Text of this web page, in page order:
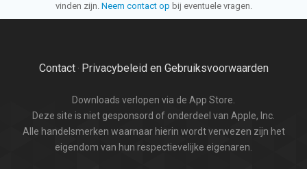
vinden zijn. Neem contact op bij eventuele vragen.
Contact· Privacybeleid en Gebruiksvoorwaarden
Downloads verlopen via de App Store.
Deze site is niet gesponsord of onderdeel van Apple, Inc.
Alle handelsmerken waarnaar hierin wordt verwezen zijn het
eigendom van hun respectievelijke eigenaren.